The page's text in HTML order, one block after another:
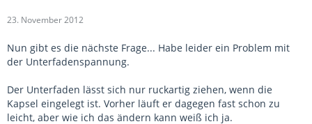
23. November 2012
Nun gibt es die nächste Frage... Habe leider ein Problem mit
der Unterfadenspannung.
Der Unterfaden lässt sich nur ruckartig ziehen, wenn die
Kapsel eingelegt ist. Vorher läuft er dagegen fast schon zu
leicht, aber wie ich das ändern kann weiß ich ja.